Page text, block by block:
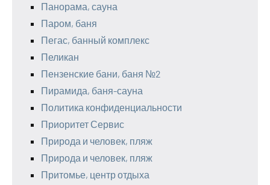
Панорама, сауна
Паром, баня
Пегас, банный комплекс
Пеликан
Пензенские бани, баня №2
Пирамида, баня-сауна
Политика конфиденциальности
Приоритет Сервис
Природа и человек, пляж
Природа и человек, пляж
Притомье, центр отдыха